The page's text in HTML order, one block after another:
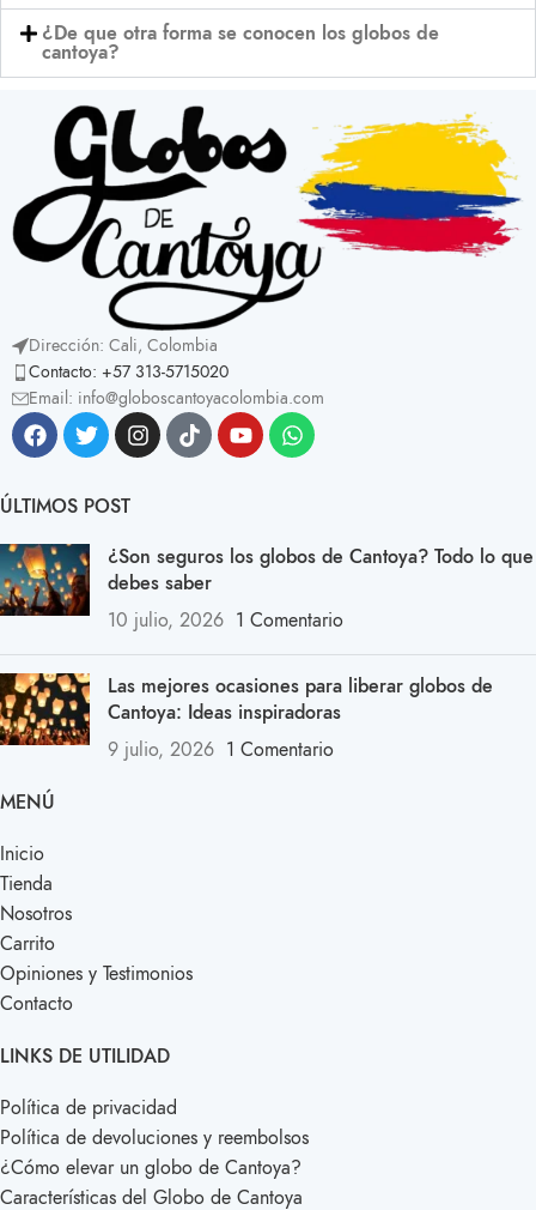
¿De que otra forma se conocen los globos de
cantoya?
Dirección: Cali, Colombia
Contacto: +57 313-5715020
Email: info@globoscantoyacolombia.com
ÚLTIMOS POST
¿Son seguros los globos de Cantoya? Todo lo que
debes saber
10 julio, 2026 1 Comentario
Las mejores ocasiones para liberar globos de
Cantoya: Ideas inspiradoras
9 julio, 2026 1 Comentario
MENÚ
Inicio
Tienda
Nosotros
Carrito
Opiniones y Testimonios
Contacto
LINKS DE UTILIDAD
Política de privacidad
Política de devoluciones y reembolsos
¿Cómo elevar un globo de Cantoya?
Características del Globo de Cantoya